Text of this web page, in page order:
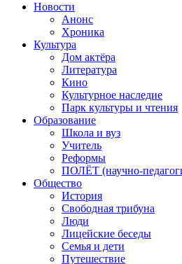
Новости
Анонс
Хроника
Культура
Дом актёра
Литература
Кино
Культурное наследие
Парк культуры и чтения
Образование
Школа и вуз
Учитель
Реформы
ПОЛЁТ (научно-
Общество
История
Свободная трибуна
Люди
Лицейские беседы
Семья и дети
Путешествие